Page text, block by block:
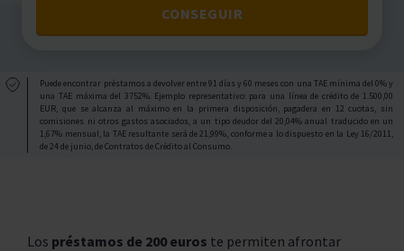
CONSEGUIR
Puede encontrar préstamos a devolver entre 91 días y 60 meses con una TAE mínima del 0% y
una TAE máxima del 3752%. Ejemplo representativo: para una línea de crédito de 1.500,00
EUR, que se alcanza al máximo en la primera disposición, pagadera en 12 cuotas, sin
comisiones ni otros gastos asociados, a un tipo deudor del 20,04% anual traducido en un
1,67% mensual, la TAE resultante será de 21,99%, conforme a lo dispuesto en la Ley 16/2011,
de 24 de junio, de Contratos de Crédito al Consumo.
Los préstamos de 200 euros te permiten afrontar